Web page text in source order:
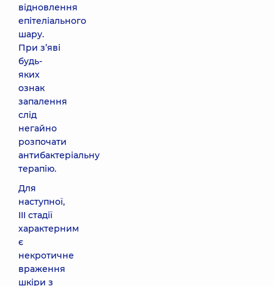
відновлення
епітеліального
шару.
При з’яві
будь-
яких
ознак
запалення
слід
негайно
розпочати
антибактеріальну
терапію.
Для
наступної,
III стадії
характерним
є
некротичне
враження
шкіри з